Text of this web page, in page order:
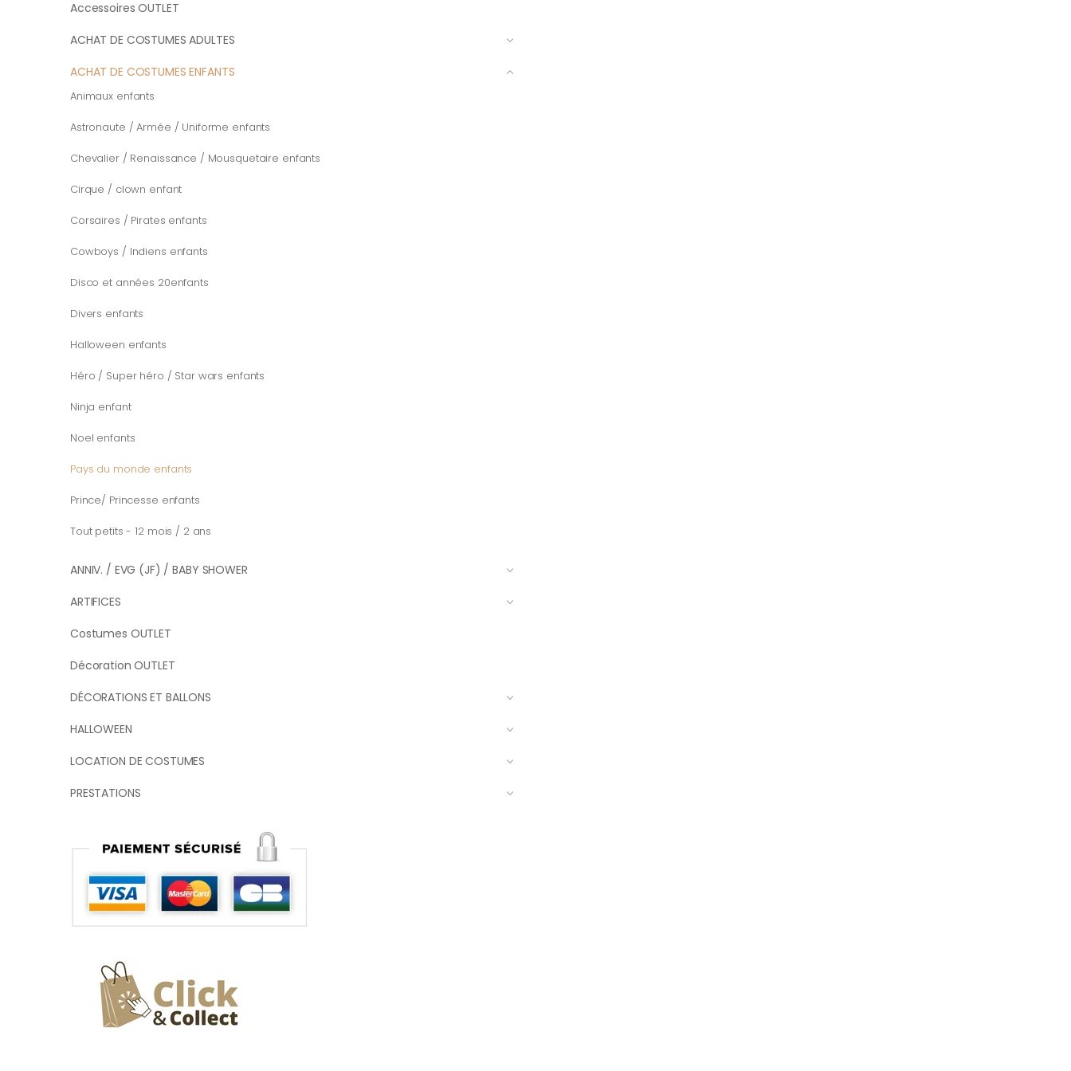
Accessoires OUTLET
ACHAT DE COSTUMES ADULTES
ACHAT DE COSTUMES ENFANTS
Animaux enfants
Astronaute / Armée / Uniforme enfants
Chevalier / Renaissance / Mousquetaire enfants
Cirque / clown enfant
Corsaires / Pirates enfants
Cowboys / Indiens enfants
Disco et années 20enfants
Divers enfants
Halloween enfants
Héro / Super héro / Star wars enfants
Ninja enfant
Noel enfants
Pays du monde enfants
Prince/ Princesse enfants
Tout petits - 12 mois / 2 ans
ANNIV. / EVG (JF) / BABY SHOWER
ARTIFICES
Costumes OUTLET
Décoration OUTLET
DÉCORATIONS ET BALLONS
HALLOWEEN
LOCATION DE COSTUMES
PRESTATIONS